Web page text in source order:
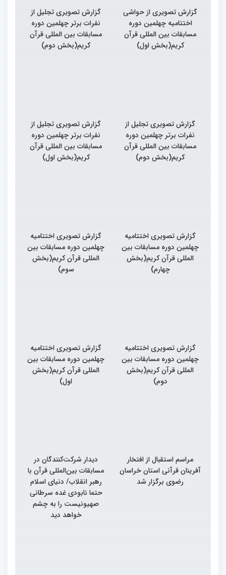
گزارش تصویری از حواشی
اختتامیه چهلمین دوره
مسابقات بین المللی قرآن
کریم(بخش اول)
گزارش تصویری تجلیل از
نفرات برتر چهلمین دوره
مسابقات بین المللی قرآن
کریم(بخش دوم)
گزارش تصویری تجلیل از
نفرات برتر چهلمین دوره
مسابقات بین المللی قرآن
کریم(بخش دوم)
گزارش تصویری تجلیل از
نفرات برتر چهلمین دوره
مسابقات بین المللی قرآن
کریم(بخش اول)
گزارش تصویری اختتامیه
چهلمین دوره مسابقات بین
المللی قرآن کریم(بخش
چهارم)
گزارش تصویری اختتامیه
چهلمین دوره مسابقات بین
المللی قرآن کریم(بخش
سوم)
گزارش تصویری اختتامیه
چهلمین دوره مسابقات بین
المللی قرآن کریم(بخش
دوم)
گزارش تصویری اختتامیه
چهلمین دوره مسابقات بین
المللی قرآن کریم(بخش
اول)
مراسم استقبال از افتخار
آفرینان قرآنی استان خراسان
رضوی برگزار شد
دیدار شرکت‌کنندگان در
مسابقات بین‌المللی قرآن با
رهبر انقلاب/ دنیای اسلام
حتما نابودی غده سرطانی
صهیونیست را به چشم
خواهد دید